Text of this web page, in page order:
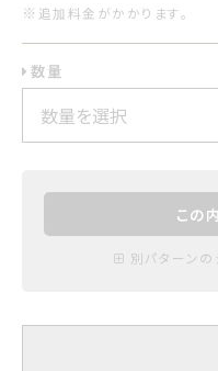
※ 追加料金がかかります。
数量
この
別パターンの